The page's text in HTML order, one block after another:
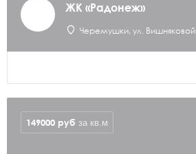
ЖК «Радонеж»
Черемушки, ул. Вишняковой
149000 руб за кв.м